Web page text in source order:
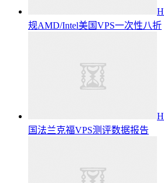
规AMD/Intel美国VPS一次性八折
国法兰克福VPS测评数据报告